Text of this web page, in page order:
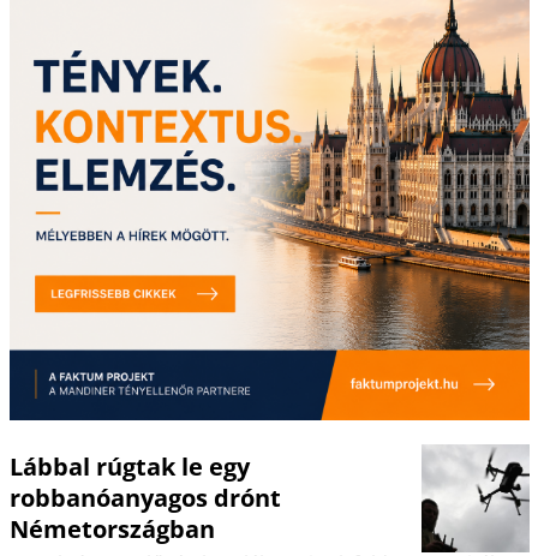
Lábbal rúgtak le egy
robbanóanyagos drónt
Németországban